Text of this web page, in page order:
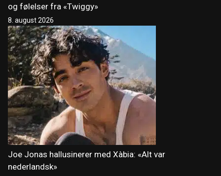
og følelser fra «Twiggy»
8. august 2026
Joe Jonas hallusinerer med Xàbia: «Alt var
nederlandsk»